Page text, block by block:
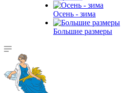
Oсень - зима
Большие размеры